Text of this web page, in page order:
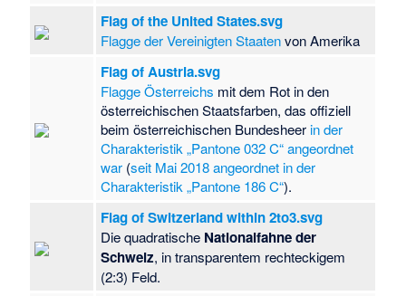
Flag of the United States.svg
Flagge der Vereinigten Staatenvon Amerika
Flag of Austria.svg
Flagge Österreichs mit dem Rot in den
österreichischen Staatsfarben, das offiziell
beim österreichischen Bundesheer in der
Charakteristik „Pantone 032 C“ angeordnet
war (seit Mai 2018 angeordnet in der
Charakteristik „Pantone 186 C“).
Flag of Switzerland within 2to3.svg
Die quadratische Nationalfahne der
Schweiz, in transparentem rechteckigem
(2:3) Feld.